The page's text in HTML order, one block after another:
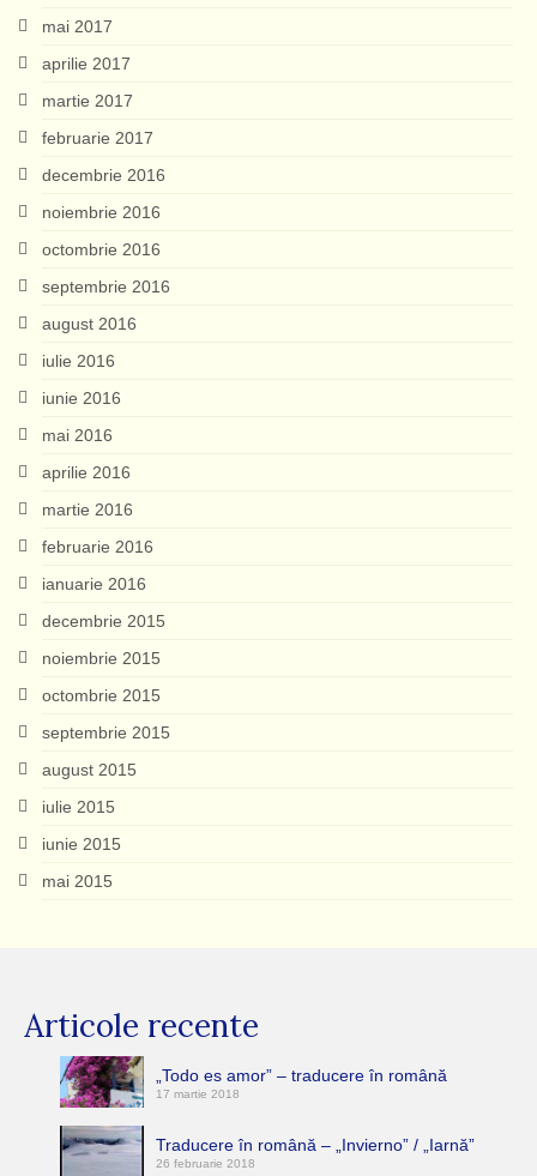
mai 2017
aprilie 2017
martie 2017
februarie 2017
decembrie 2016
noiembrie 2016
octombrie 2016
septembrie 2016
august 2016
iulie 2016
iunie 2016
mai 2016
aprilie 2016
martie 2016
februarie 2016
ianuarie 2016
decembrie 2015
noiembrie 2015
octombrie 2015
septembrie 2015
august 2015
iulie 2015
iunie 2015
mai 2015
Articole recente
„Todo es amor” – traducere în română
17 martie 2018
Traducere în română – „Invierno” / „Iarnă”
26 februarie 2018